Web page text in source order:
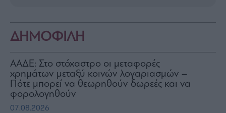
ΔΗΜΟΦΙΛΗ
ΑΑΔΕ: Στο στόχαστρο οι μεταφορές
χρημάτων μεταξύ κοινών λογαριασμών –
Πότε μπορεί να θεωρηθούν δωρεές και να
φορολογηθούν
07.08.2026